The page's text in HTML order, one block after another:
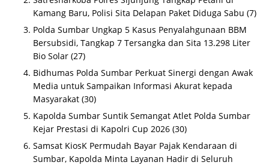
Kamang Baru, Polisi Sita Delapan Paket Diduga Sabu (7)
Polda Sumbar Ungkap 5 Kasus Penyalahgunaan BBM
Bersubsidi, Tangkap 7 Tersangka dan Sita 13.298 Liter
Bio Solar (27)
Bidhumas Polda Sumbar Perkuat Sinergi dengan Awak
Media untuk Sampaikan Informasi Akurat kepada
Masyarakat (30)
Kapolda Sumbar Suntik Semangat Atlet Polda Sumbar
Kejar Prestasi di Kapolri Cup 2026 (30)
Samsat KiosK Permudah Bayar Pajak Kendaraan di
Sumbar, Kapolda Minta Layanan Hadir di Seluruh